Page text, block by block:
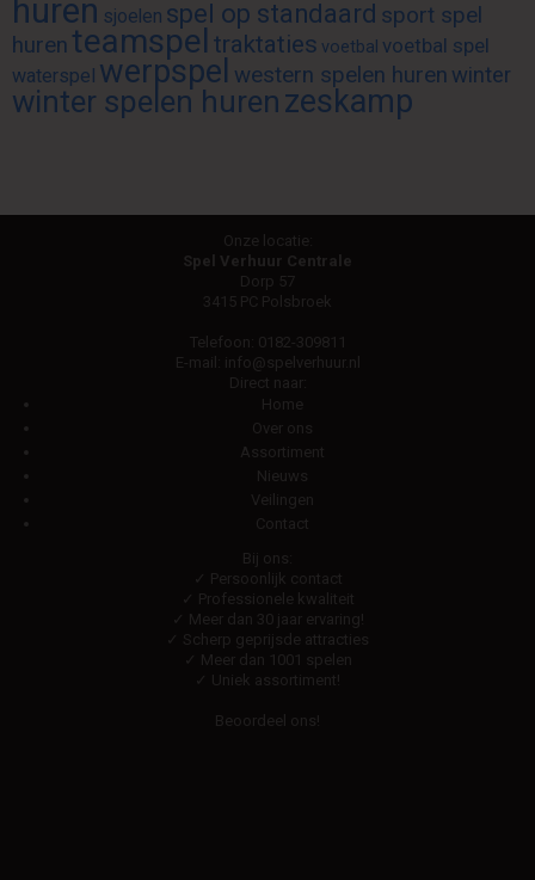
huren sjoelen spel op standaard sport spel
huren teamspel traktaties voetbal voetbal spel
waterspel werpspel western spelen huren winter
winter spelen huren zeskamp
Onze locatie:
Spel Verhuur Centrale
Dorp 57
3415 PC Polsbroek
Telefoon: 0182-309811
E-mail: info@spelverhuur.nl
Direct naar:
Home
Over ons
Assortiment
Nieuws
Veilingen
Contact
Bij ons:
✓ Persoonlijk contact
✓ Professionele kwaliteit
✓ Meer dan 30 jaar ervaring!
✓ Scherp geprijsde attracties
✓ Meer dan 1001 spelen
✓ Uniek assortiment!
Beoordeel ons!